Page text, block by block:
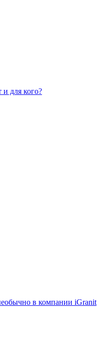
для кого?
в компании iGranit